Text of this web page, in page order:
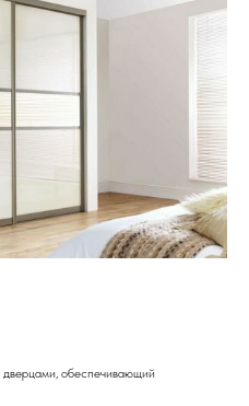
обеспечивающий